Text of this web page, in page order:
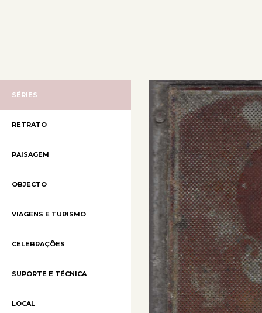
SÉRIES
RETRATO
PAISAGEM
OBJECTO
VIAGENS E TURISMO
CELEBRAÇÕES
SUPORTE E TÉCNICA
LOCAL